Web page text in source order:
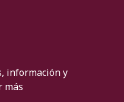
información y
más